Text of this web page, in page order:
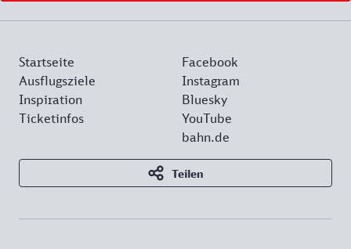
Startseite
Ausflugsziele
Inspiration
Ticketinfos
Facebook
Instagram
Bluesky
YouTube
bahn.de
Teilen